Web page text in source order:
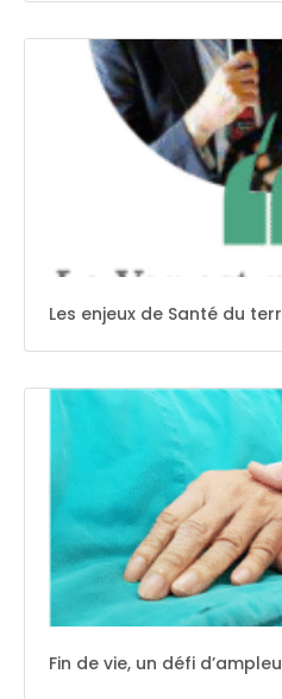
Les enjeux de Santé du
Fin de vie, un défi